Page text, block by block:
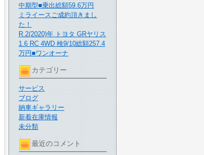
中期型■乗出総額59.6万円
ミライースご成約頂きまし
た！
R.2(2020)年 トヨタ GRヤリス
1.6 RC 4WD 検9/10総額257.4
万円■ワンオーナ
カテゴリー
サービス
ブログ
納車ギャラリー
新着在庫情報
未分類
最近のコメント